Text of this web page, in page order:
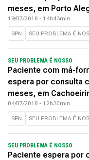
meses, em Porto
19/07/2018 - 14h43min
SPN SEU PROBLEMA É
SEU PROBLEMA É NOSSO
Paciente com má-
espera por consulta
meses, em
04/07/2018 - 12h30min
SPN SEU PROBLEMA É
SEU PROBLEMA É NOSSO
Paciente espera por